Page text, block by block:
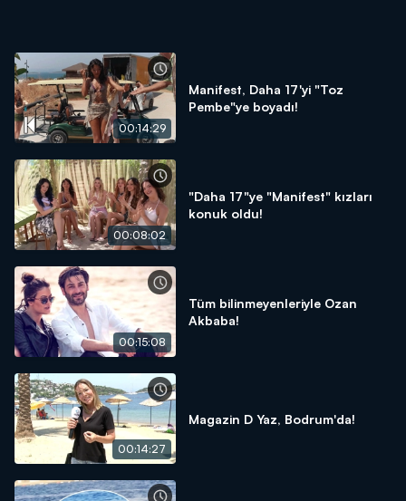
00:14:29
Manifest, Daha 17'yi "Toz
Pembe"ye boyadı!
00:08:02
"Daha 17"ye "Manifest" kızları
konuk oldu!
00:15:08
Tüm bilinmeyenleriyle Ozan
Akbaba!
00:14:27
Magazin D Yaz, Bodrum'da!